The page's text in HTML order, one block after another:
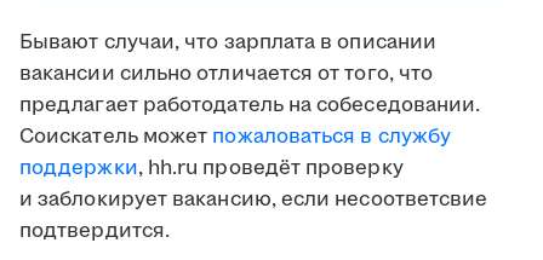
Бывают случаи, что зарплата в описании
вакансии сильно отличается от того, что
предлагает работодатель на собеседовании.
Соискатель может пожаловаться в службу
поддержки, hh.ru проведёт проверку
и заблокирует вакансию, если несоответсвие
подтвердится.